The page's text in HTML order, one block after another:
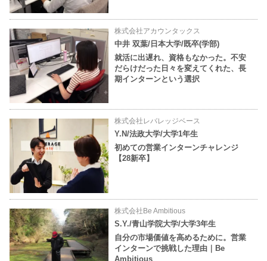
株式会社アカウンタックス
中井 双葉/日本大学/既卒(学部)
就活に出遅れ、資格もなかった。不安
だらけだった日々を変えてくれた、長
期インターンという選択
株式会社レバレッジベース
Y.N/法政大学/大学1年生
初めての営業インターンチャレンジ
【28新卒】
株式会社Be Ambitious
S.Y./青山学院大学/大学3年生
自分の市場価値を高めるために。営業
インターンで挑戦した理由｜Be
Ambitious